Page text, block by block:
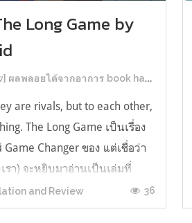
Long Game by
จากอาการ book hangover หลังอ่านสารพัน MM Romance
are rivals, but to each other,
The Long Game เป็นเรื่อง
Changer ของ แต่เชื่อว่า
รา) จะหยิบมาอ่านเป็นเล่มที่
Rivalry มา555 เรื่องย่อ:
เล่ม Long Game นี่จะเป็น
and Review 36